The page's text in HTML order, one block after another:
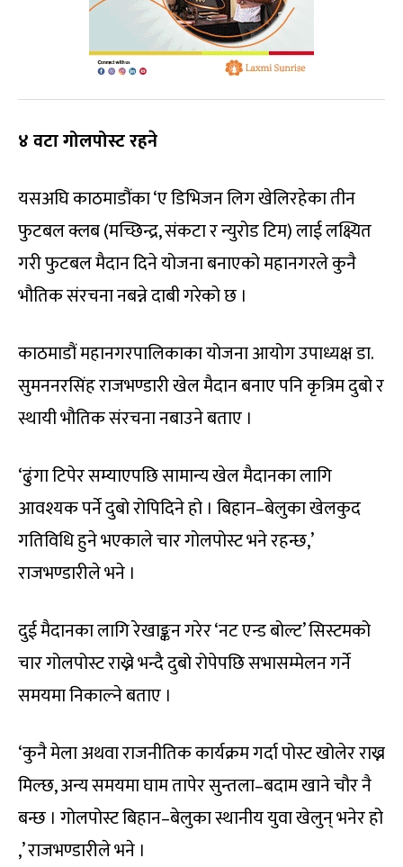
४ वटा गोलपोस्ट रहने
यसअघि काठमाडौंका ‘ए डिभिजन लिग खेलिरहेका तीन
फुटबल क्लब (मच्छिन्द्र, संकटा र न्युरोड टिम) लाई लक्ष्यित
गरी फुटबल मैदान दिने योजना बनाएको महानगरले कुनै
भौतिक संरचना नबन्ने दाबी गरेको छ ।
काठमाडौं महानगरपालिकाका योजना आयोग उपाध्यक्ष डा.
सुमननरसिंह राजभण्डारी खेल मैदान बनाए पनि कृत्रिम दुबो र
स्थायी भौतिक संरचना नबाउने बताए ।
‘ढुंगा टिपेर सम्याएपछि सामान्य खेल मैदानका लागि
आवश्यक पर्ने दुबो रोपिदिने हो । बिहान–बेलुका खेलकुद
गतिविधि हुने भएकाले चार गोलपोस्ट भने रहन्छ,’
राजभण्डारीले भने ।
दुई मैदानका लागि रेखाङ्कन गरेर ‘नट एन्ड बोल्ट’ सिस्टमको
चार गोलपोस्ट राख्ने भन्दै दुबो रोपेपछि सभासम्मेलन गर्ने
समयमा निकाल्ने बताए ।
‘कुनै मेला अथवा राजनीतिक कार्यक्रम गर्दा पोस्ट खोलेर राख्न
मिल्छ, अन्य समयमा घाम तापेर सुन्तला–बदाम खाने चौर नै
बन्छ । गोलपोस्ट बिहान–बेलुका स्थानीय युवा खेलुन् भनेर हो
,’ राजभण्डारीले भने ।